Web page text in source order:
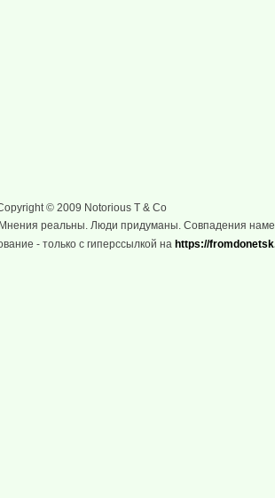
© 2009 Notorious T & Co
реальны. Люди придуманы. Совпадения
- только с гиперссылкой на https://